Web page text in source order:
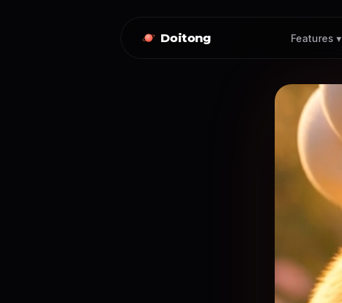
Doitong Features ▾